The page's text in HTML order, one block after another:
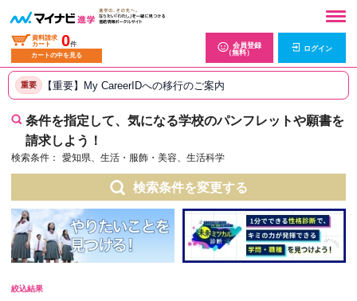
資料請求
カート
0件
カートの中を見る
会員登録
（無料）
ログイン
重要 【重要】My CareerIDへの移行のご案内
条件を指定して、気になる学校のパンフレットや願書を
請求しよう！
検索条件： 愛知県、生活・服飾・美容、生活科学
検索条件を変更する
絞込結果